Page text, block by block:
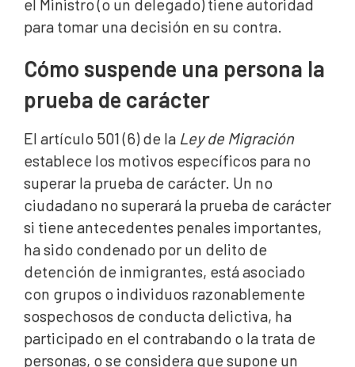
el Ministro (o un delegado) tiene autoridad
para tomar una decisión en su contra.
Cómo suspende una persona la
prueba de carácter
El artículo 501 (6) de la Ley de Migración
establece los motivos específicos para no
superar la prueba de carácter. Un no
ciudadano no superará la prueba de carácter
si tiene antecedentes penales importantes,
ha sido condenado por un delito de
detención de inmigrantes, está asociado
con grupos o individuos razonablemente
sospechosos de conducta delictiva, ha
participado en el contrabando o la trata de
personas, o se considera que supone un